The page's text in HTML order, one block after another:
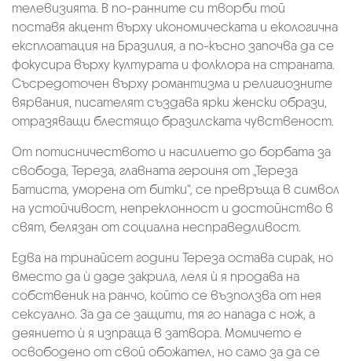
телевизията. В по-ранните си творби той
поставя акцент върху икономическата и екологична
експлоатация на Бразилия, а по-късно започва да се
фокусира върху културата и фолклора на страната.
Съсредоточен върху романтизма и религиозните
вярвания, писателят създава ярки женски образи,
отразяващи блестящо бразилската чувственост.
От потисничеството и насилието до борбата за
свобода, Тереза, главната героиня от „Тереза
Батиста, уморена от битки“, се превръща в символ
на устойчивост, непреклонност и достойнство в
свят, белязан от социална несправедливост.
Едва на тринайсет години Тереза остава сирак, но
вместо да ѝ даде закрила, леля ѝ я продава на
собственик на ранчо, който се възползва от нея
сексуално. За да се защити, тя го напада с нож, а
деянието ѝ я изпраща в затвора. Момичето е
освободено от свой обожател, но само за да се